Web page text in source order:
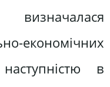
економічних
в